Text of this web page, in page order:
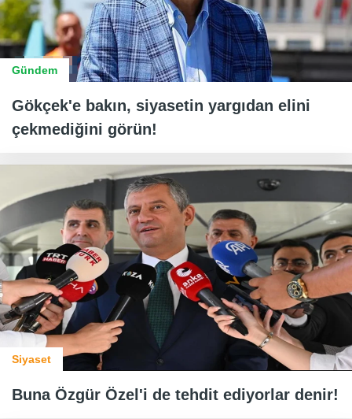
Gündem
Gökçek'e bakın, siyasetin yargıdan elini
çekmediğini görün!
Siyaset
Buna Özgür Özel'i de tehdit ediyorlar denir!